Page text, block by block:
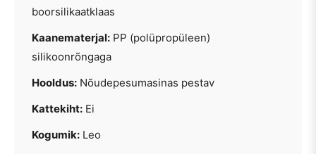
boorsilikaatklaas
Kaanematerjal: PP (polüpropüleen)
silikoonrõngaga
Hooldus: Nõudepesumasinas pestav
Kattekiht: Ei
Kogumik: Leo